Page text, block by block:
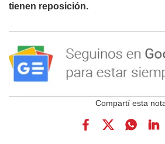
tienen reposición.